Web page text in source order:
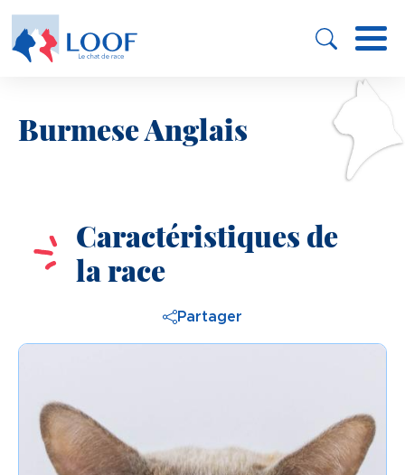
contenu
Burmese Anglais
Caractéristiques de
la race
Partager